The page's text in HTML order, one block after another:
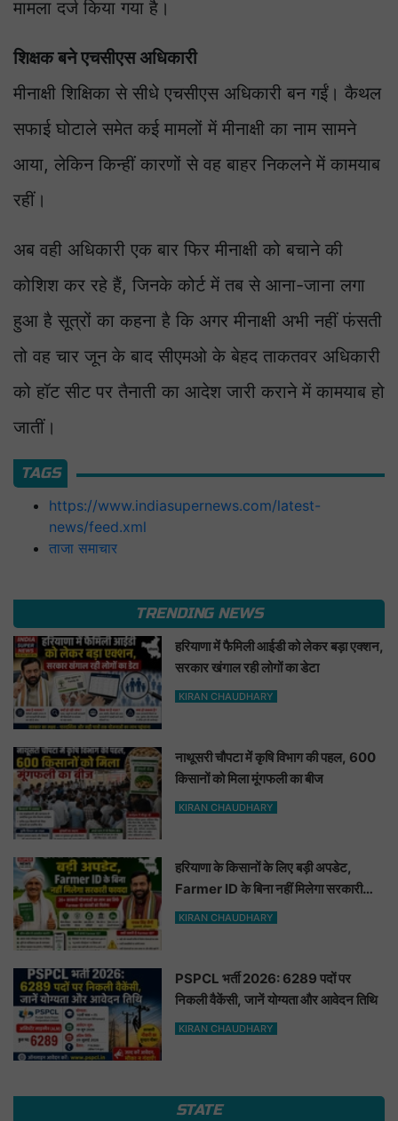
मामला दर्ज किया गया है।
शिक्षक बने एचसीएस अधिकारी
मीनाक्षी शिक्षिका से सीधे एचसीएस अधिकारी बन गईं। कैथल
सफाई घोटाले समेत कई मामलों में मीनाक्षी का नाम सामने
आया, लेकिन किन्हीं कारणों से वह बाहर निकलने में कामयाब
रहीं।
अब वही अधिकारी एक बार फिर मीनाक्षी को बचाने की
कोशिश कर रहे हैं, जिनके कोर्ट में तब से आना-जाना लगा
हुआ है सूत्रों का कहना है कि अगर मीनाक्षी अभी नहीं फंसती
तो वह चार जून के बाद सीएमओ के बेहद ताकतवर अधिकारी
को हॉट सीट पर तैनाती का आदेश जारी कराने में कामयाब हो
जातीं।
TAGS
https://www.indiasupernews.com/latest-
news/feed.xml
ताजा समाचार
TRENDING NEWS
हरियाणा में फैमिली आईडी को लेकर बड़ा एक्शन,
सरकार खंगाल रही लोगों का डेटा
KIRAN CHAUDHARY
नाथूसरी चौपटा में कृषि विभाग की पहल, 600
किसानों को मिला मूंगफली का बीज
KIRAN CHAUDHARY
हरियाणा के किसानों के लिए बड़ी अपडेट,
Farmer ID के बिना नहीं मिलेगा सरकारी
फायदा
KIRAN CHAUDHARY
PSPCL भर्ती 2026: 6289 पदों पर
निकली वैकेंसी, जानें योग्यता और आवेदन तिथि
KIRAN CHAUDHARY
STATE